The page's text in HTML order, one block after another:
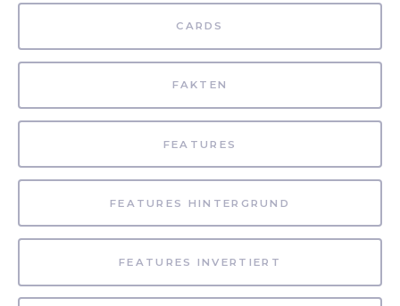
CARDS
FAKTEN
FEATURES
FEATURES HINTERGRUND
FEATURES INVERTIERT